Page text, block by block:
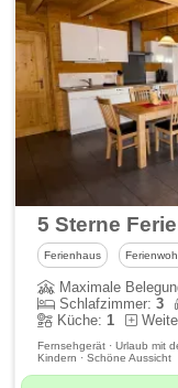
Ferienhaus
Maximale
Schlafzimmer:3
Küche:1
Fernsehgerät · Urlaub mit
Kindern · Schöne Aussicht